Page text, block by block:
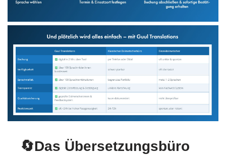
🔄Das Übersetzungsbüro